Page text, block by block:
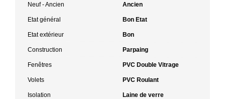
Neuf - Ancien Ancien
Etat général Bon Etat
Etat extérieur Bon
Construction Parpaing
Fenêtres PVC Double Vitrage
Volets PVC Roulant
Isolation Laine de verre